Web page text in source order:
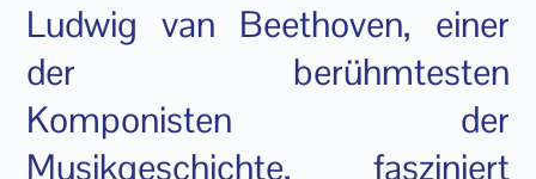
Ludwig van Beethoven, einer
der berühmtesten
Komponisten der
Musikgeschichte, fasziniert